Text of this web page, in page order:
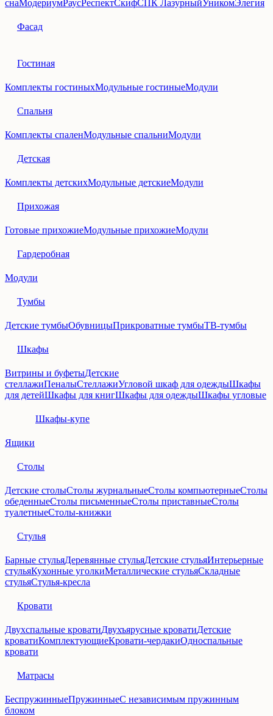
снаМодериумРаусРеспектСкифСПК ЛазурныйУникомЭлегия
Фасад
Гостиная
Комплекты гостиныхМодульные гостиныеМодули
Спальня
Комплекты спаленМодульные спальниМодули
Детская
Комплекты детскихМодульные детскиеМодули
Прихожая
Готовые прихожиеМодульные прихожиеМодули
Гардеробная
Модули
Тумбы
Детские тумбыОбувницыПрикроватные тумбыТВ-тумбы
Шкафы
Витрины и буфетыДетские
стеллажиПеналыСтеллажиУгловой шкаф для одеждыШкафы
для детейШкафы для книгШкафы для одеждыШкафы угловые
Шкафы-купе
Ящики
Столы
Детские столыСтолы журнальныеСтолы компьютерныеСтолы
обеденныеСтолы письменныеСтолы приставныеСтолы
туалетныеСтолы-книжки
Стулья
Барные стульяДеревянные стульяДетские стульяИнтерьерные
стульяКухонные уголкиМеталлические стульяСкладные
стульяСтулья-кресла
Кровати
Двухспальные кроватиДвухъярусные кроватиДетские
кроватиКомплектующиеКровати-чердакиОдноспальные
кровати
Матрасы
БеспружинныеПружинныеС независимым пружинным
блоком